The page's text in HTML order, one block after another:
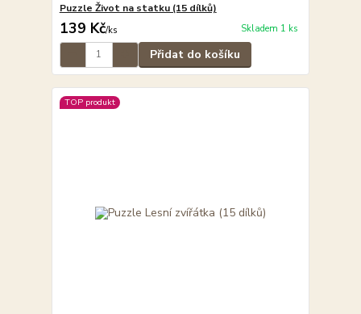
Puzzle Život na statku (15 dílků)
139 Kč/ks Skladem 1 ks
Přidat do košíku
TOP produkt